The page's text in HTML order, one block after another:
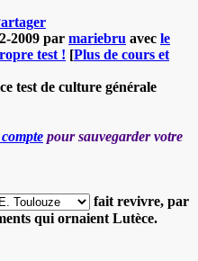
2009 par mariebru avec le
test ! [Plus de cours et
test de culture générale
pour sauvegarder votre
fait revivre, par
qui ornaient Lutèce.